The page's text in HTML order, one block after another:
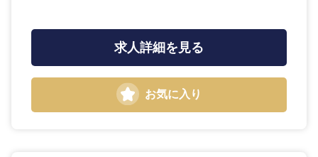
求人詳細を見る
お気に入り